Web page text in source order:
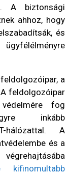
A biztonsági
ahhoz, hogy
és
a
feldolgozóipar
fog
inkább
hálózattal. A
és a
kifinomultabb